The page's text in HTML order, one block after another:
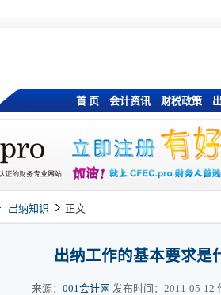
首 页 会计资讯 财税政策
出纳知识 正文
出纳工作的基本要求是
来源： 001会计网 发布时间：2011-05-12